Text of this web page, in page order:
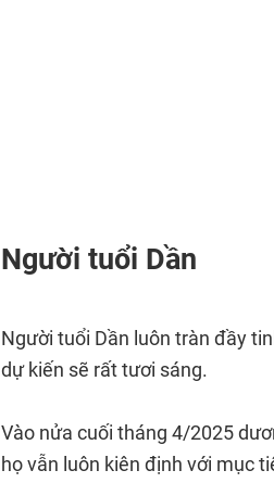
Người tuổi Dần
Người tuổi Dần luôn tràn đầy
dự kiến ​​sẽ rất tươi sáng.
Vào nửa cuối tháng 4/2025
họ vẫn luôn kiên định với mục